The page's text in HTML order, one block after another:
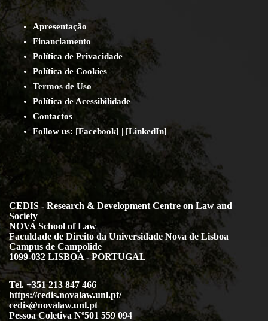
Apresentação
Financiamento
Política de Privacidade
Política de Cookies
Termos de Uso
Política de Acessibilidade
Contactos
Follow us: [Facebook] | [LinkedIn]
CEDIS - Research & Development Centre on Law and
Society
NOVA School of Law
Faculdade de Direito da Universidade Nova de Lisboa
Campus de Campolide
1099-032 LISBOA - PORTUGAL
Tel. +351 213 847 466
https://cedis.novalaw.unl.pt/
cedis@novalaw.unl.pt
Pessoa Coletiva Nº501 559 094